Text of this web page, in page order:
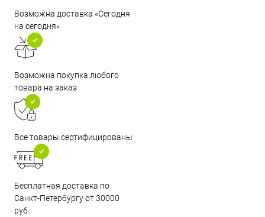
Возможна доставка «Сегодня
на сегодня»
Возможна покупка любого
товара на заказ
Все товары сертифицированы
Бесплатная доставка по
Санкт-Петербургу от 30000
руб.